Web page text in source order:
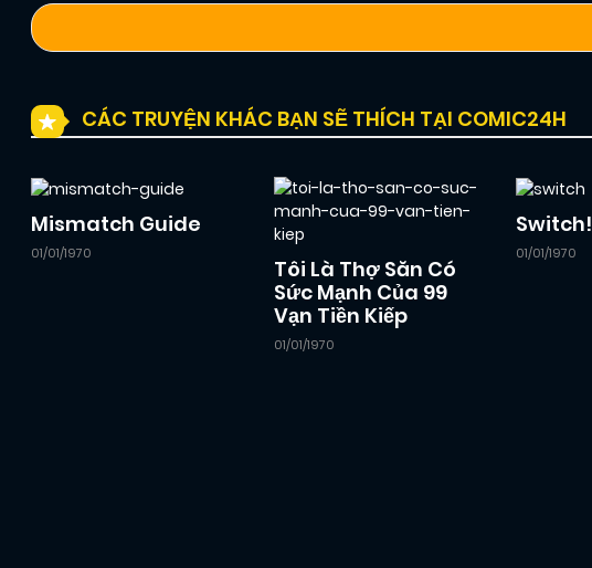
CÁC TRUYỆN KHÁC BẠN SẼ THÍCH TẠI COMIC24H
Mismatch Guide
01/01/1970
Tôi Là Thợ Săn Có
Sức Mạnh Của 99
Vạn Tiền Kiếp
01/01/1970
Switch!
01/01/1970